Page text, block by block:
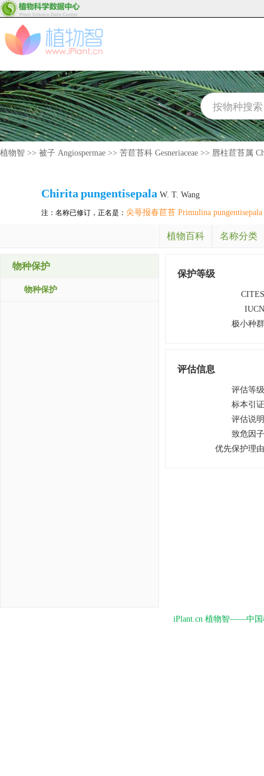
植物智 >> 被子 Angiospermae >> 苦苣苔科 Gesneriaceae >> 唇柱苣苔属
Chirita pungentisepala W. T. Wang
注：名称已修订，正名是： 尖萼报春苣苔 Primulina pungentisepala
植物百科 名称分类
物种保护
物种保护
保护等级
极小种
评估信息
评估等
标本引
评估说
致危因
优先保护理
iPlant.cn 植物智——中国